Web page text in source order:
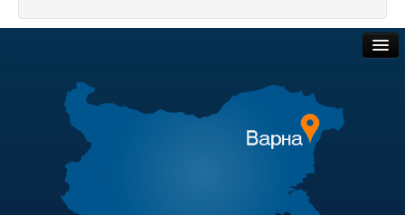
Факултет по изчислителна техника и автоматизация
Корабостроителен факултет
Добруджански технологичен колеж
Месец на науката 2025
Начало
Търгове и наеми
Полезни връзки
Актуални документи